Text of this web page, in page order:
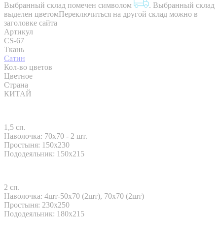
Выбранный склад помечен символом . Выбранный склад
выделен цветомПереключиться на другой склад можно в
заголовке сайта
Артикул
CS-67
Ткань
Сатин
Кол-во цветов
Цветное
Страна
КИТАЙ
1,5 сп.
Наволочка: 70x70 - 2 шт.
Простыня: 150х230
Пододеяльник: 150х215
2 сп.
Наволочка: 4шт-50х70 (2шт), 70х70 (2шт)
Простыня: 230x250
Пододеяльник: 180х215